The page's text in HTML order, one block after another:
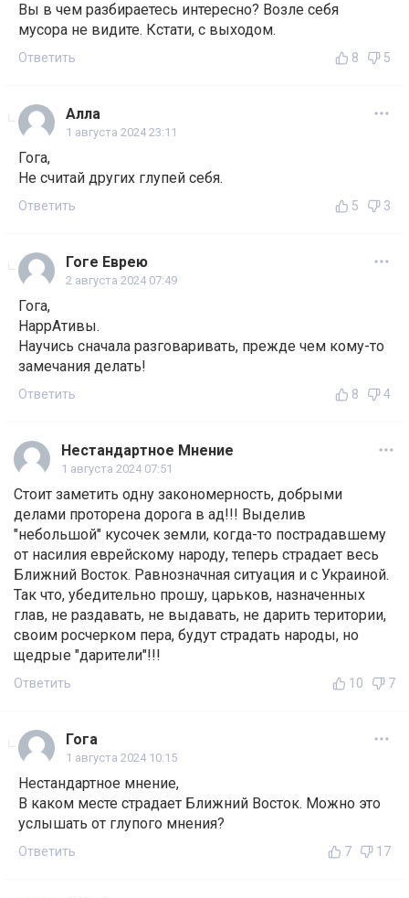
Вы в чем разбираетесь интересно? Возле себя
мусора не видите. Кстати, с выходом.
Ответить 8 5
Алла
1 августа 2024 23:11
Гога,
Не считай других глупей себя.
Ответить 5 3
Гоге Еврею
2 августа 2024 07:49
Гога,
НаррАтивы.
Научись сначала разговаривать, прежде чем кому-то
замечания делать!
Ответить 8 4
Нестандартное Мнение
1 августа 2024 07:51
Стоит заметить одну закономерность, добрыми
делами проторена дорога в ад!!! Выделив
"небольшой" кусочек земли, когда-то пострадавшему
от насилия еврейскому народу, теперь страдает весь
Ближний Восток. Равнозначная ситуация и с Украиной.
Так что, убедительно прошу, царьков, назначенных
глав, не раздавать, не выдавать, не дарить територии,
своим росчерком пера, будут страдать народы, но
щедрые "дарители"!!!
Ответить 10 7
Гога
1 августа 2024 10:15
Нестандартное мнение,
В каком месте страдает Ближний Восток. Можно это
услышать от глупого мнения?
Ответить 7 17